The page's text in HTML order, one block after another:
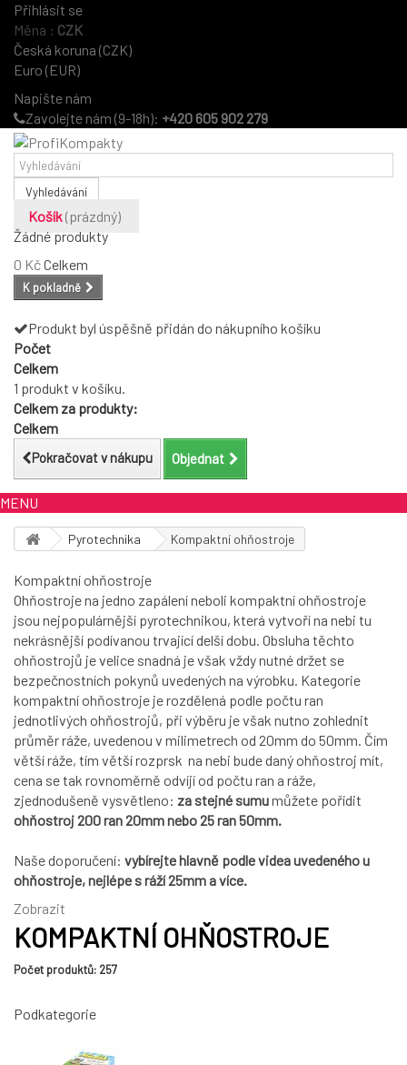
Přihlásit se
Měna : CZK
Česká koruna (CZK)
Euro (EUR)
Napište nám
Zavolejte nám (9-18h): +420 605 902 279
Vyhledávání
Košík(prázdný)
Žádné produkty
0 KčCelkem
K pokladně
Produkt byl úspěšně přidán do nákupního košíku
Počet
Celkem
1 produkt v košíku.
Celkem za produkty:
Celkem
Pokračovat v nákupu Objednat
MENU
Pyrotechnika Kompaktní ohňostroje
Kompaktní ohňostroje
Ohňostroje na jedno zapálení neboli kompaktní ohňostroje
jsou nejpopulárnější pyrotechnikou, která vytvoří na nebi tu
nekrásnější podívanou trvající delší dobu. Obsluha těchto
ohňostrojů je velice snadná je však vždy nutné držet se
bezpečnostních pokynů uvedených na výrobku. Kategorie
kompaktní ohňostroje je rozdělená podle počtu ran
jednotlivých ohňostrojů, při výběru je však nutno zohlednit
průměr ráže, uvedenou v milimetrech od 20mm do 50mm. Čím
větší ráže, tím větší rozprsk na nebi bude daný ohňostroj mít,
cena se tak rovnoměrně odvíjí od počtu ran a ráže,
zjednodušeně vysvětleno: za stejné sumumůžete pořídit
ohňostroj 200 ran 20mm nebo 25 ran 50mm.
Naše doporučení: vybírejte hlavně podle videa uvedeného u
ohňostroje, nejlépe s ráží 25mm a více.
Zobrazit
KOMPAKTNÍ OHŇOSTROJE
Počet produktů: 257
Podkategorie